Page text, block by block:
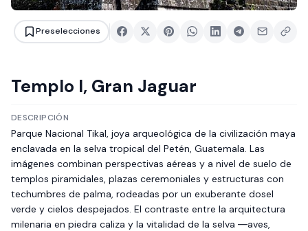
Preselecciones
Templo I, Gran Jaguar
DESCRIPCIÓN
Parque Nacional Tikal, joya arqueológica de la civilización maya
enclavada en la selva tropical del Petén, Guatemala. Las
imágenes combinan perspectivas aéreas y a nivel de suelo de
templos piramidales, plazas ceremoniales y estructuras con
techumbres de palma, rodeadas por un exuberante dosel
verde y cielos despejados. El contraste entre la arquitectura
milenaria en piedra caliza y la vitalidad de la selva ―aves,